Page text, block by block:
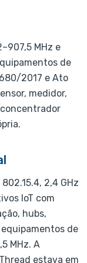
MHz e
de
2017 e Ato
medidor,
2,4 GHz
IoT com
hubs,
de
MHz. A
estava em